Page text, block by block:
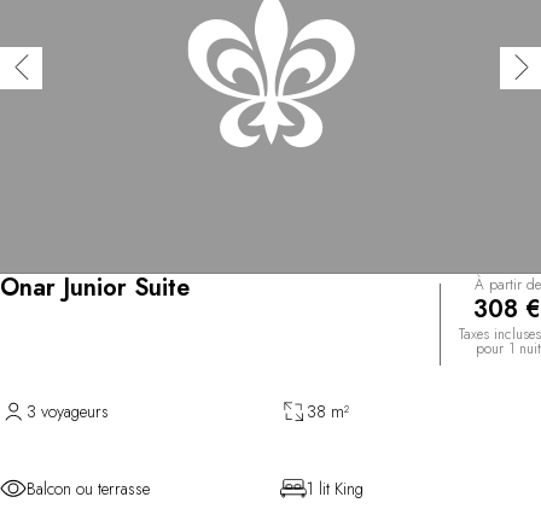
Onar Junior Suite À partir de
308 €
Taxes incluses
pour 1 nuit
3 voyageurs 38 m²
Balcon ou terrasse 1 lit King